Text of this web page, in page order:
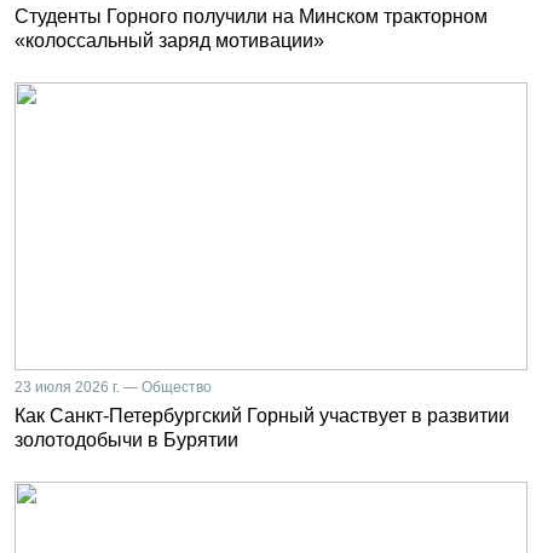
Студенты Горного получили на Минском тракторном
«колоссальный заряд мотивации»
23 июля 2026 г. — Общество
Как Санкт-Петербургский Горный участвует в развитии
золотодобычи в Бурятии